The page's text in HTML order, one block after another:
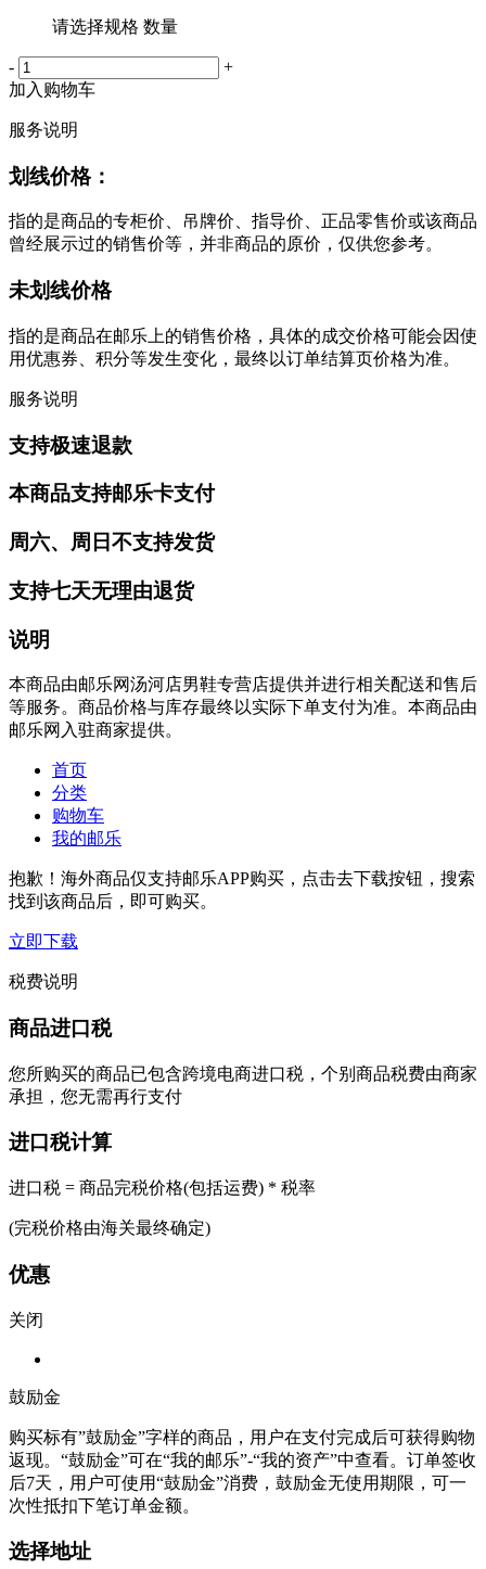
请选择规格 数量
-
+
加入购物车
服务说明
划线价格：
指的是商品的专柜价、吊牌价、指导价、正品零售价或该商品
曾经展示过的销售价等，并非商品的原价，仅供您参考。
未划线价格
指的是商品在邮乐上的销售价格，具体的成交价格可能会因使
用优惠券、积分等发生变化，最终以订单结算页价格为准。
服务说明
支持极速退款
本商品支持邮乐卡支付
周六、周日不支持发货
支持七天无理由退货
说明
本商品由邮乐网汤河店男鞋专营店提供并进行相关配送和售后
等服务。商品价格与库存最终以实际下单支付为准。本商品由
邮乐网入驻商家提供。
首页
分类
购物车
我的邮乐
抱歉！海外商品仅支持邮乐APP购买，点击去下载按钮，搜索
找到该商品后，即可购买。
立即下载
税费说明
商品进口税
您所购买的商品已包含跨境电商进口税，个别商品税费由商家
承担，您无需再行支付
进口税计算
进口税 = 商品完税价格(包括运费) * 税率
(完税价格由海关最终确定)
优惠
关闭
鼓励金
购买标有”鼓励金”字样的商品，用户在支付完成后可获得购物
返现。“鼓励金”可在“我的邮乐”-“我的资产”中查看。订单签收
后7天，用户可使用“鼓励金”消费，鼓励金无使用期限，可一
次性抵扣下笔订单金额。
选择地址